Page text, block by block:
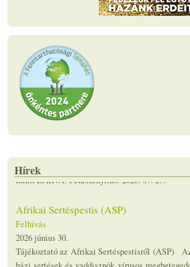
Hírek
Felhívás
2026 június 30.
Tájékoztató az Afrikai Sertéspestisről (ASP) Az
házi sertések és vaddisznók vírusos
de az ember is részt vesz a vírus...